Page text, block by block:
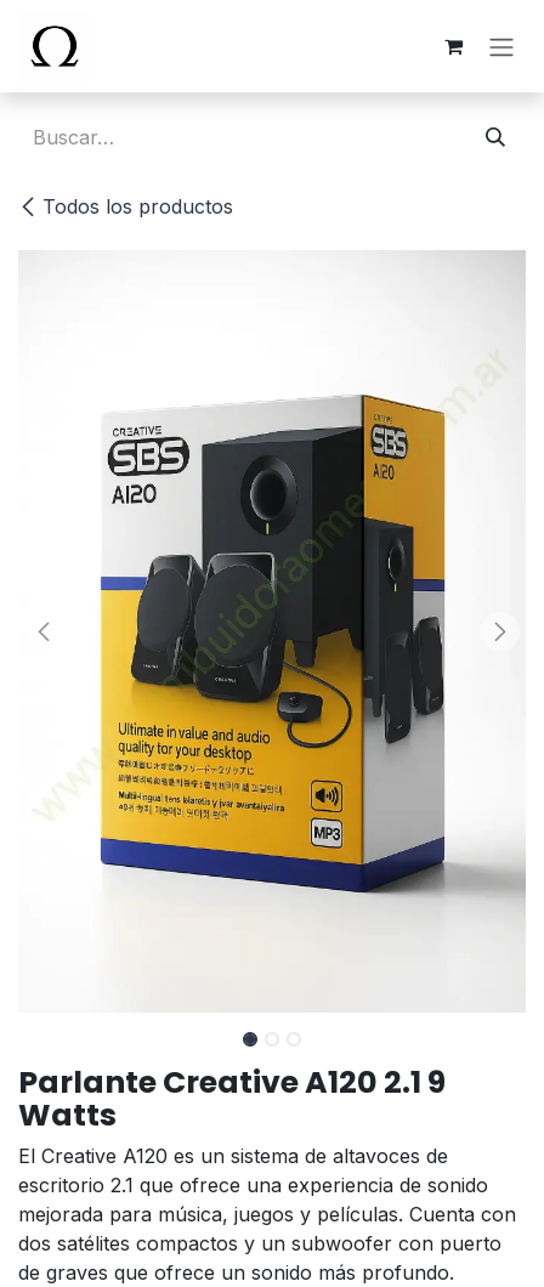
Todos los productos
Parlante Creative A120 2.1 9
Watts
El Creative A120 es un sistema de altavoces de
escritorio 2.1 que ofrece una experiencia de sonido
mejorada para música, juegos y películas. Cuenta con
dos satélites compactos y un subwoofer con puerto
de graves que ofrece un sonido más profundo.